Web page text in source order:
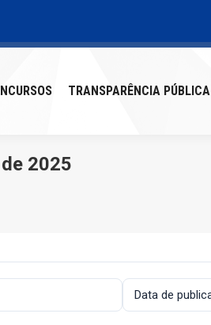
TRANSPARÊNCIA PÚBLICA
2025